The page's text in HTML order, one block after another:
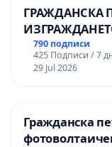
ГРАЖДАНСКА
НА
790 подписи
425 Подписи / 7
29 Jul 2026
Гражданска